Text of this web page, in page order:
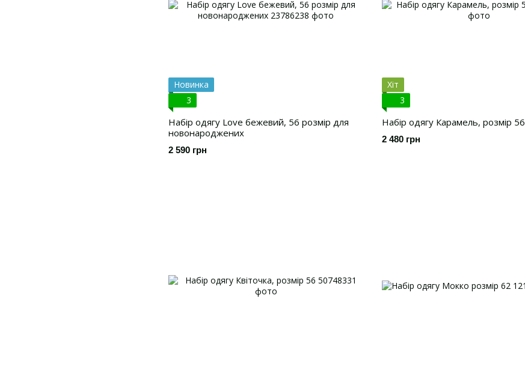
Новинка
3
Набір одягу Love бежевий, 56 розмір для
новонароджених
2 590 грн
Хіт
3
Набір одягу Карамель, розмір 56
2 480 грн